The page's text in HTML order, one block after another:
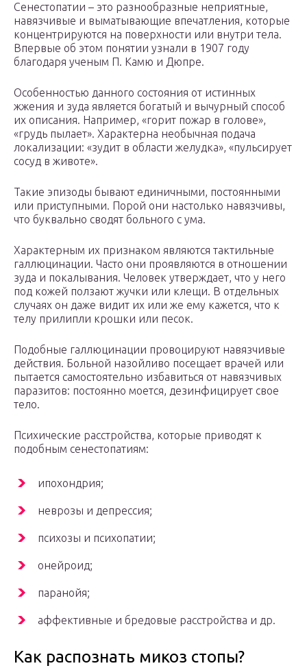
Сенестопатии – это разнообразные неприятные,
навязчивые и выматывающие впечатления, которые
концентрируются на поверхности или внутри тела.
Впервые об этом понятии узнали в 1907 году
благодаря ученым П. Камю и Дюпре.
Особенностью данного состояния от истинных
жжения и зуда является богатый и вычурный способ
их описания. Например, «горит пожар в голове»,
«грудь пылает». Характерна необычная подача
локализации: «зудит в области желудка», «пульсирует
сосуд в животе».
Такие эпизоды бывают единичными, постоянными
или приступными. Порой они настолько навязчивы,
что буквально сводят больного с ума.
Характерным их признаком являются тактильные
галлюцинации. Часто они проявляются в отношении
зуда и покалывания. Человек утверждает, что у него
под кожей ползают жучки или клещи. В отдельных
случаях он даже видит их или же ему кажется, что к
телу прилипли крошки или песок.
Подобные галлюцинации провоцируют навязчивые
действия. Больной назойливо посещает врачей или
пытается самостоятельно избавиться от навязчивых
паразитов: постоянно моется, дезинфицирует свое
тело.
Психические расстройства, которые приводят к
подобным сенестопатиям:
ипохондрия;
неврозы и депрессия;
психозы и психопатии;
онейроид;
паранойя;
аффективные и бредовые расстройства и др.
Как распознать микоз стопы?